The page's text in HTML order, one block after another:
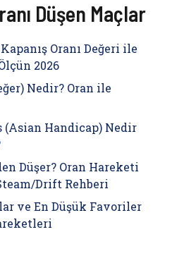
Düşen Maçlar
Oranı Değeri ile
2026
Nedir? Oran ile
(Asian Handicap) Nedir
Düşer? Oran Hareketi
Drift Rehberi
ve En Düşük Favoriler